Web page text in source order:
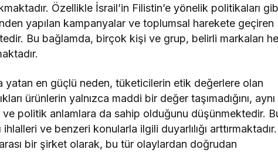
Özellikle İsrail’in Filistin’e yönelik politikaları
yapılan kampanyalar ve toplumsal harekete geçiren
Bu bağlamda, birçok kişi ve grup, belirli markaları
yatan en güçlü neden, tüketicilerin etik değerlere olan
ürünlerin yalnızca maddi bir değer taşımadığını, aynı
politik anlamlara da sahip olduğunu düşünmektedir.
ve benzeri konularla ilgili duyarlılığı arttırmaktadır.
bir şirket olarak, bu tür olaylardan doğrudan